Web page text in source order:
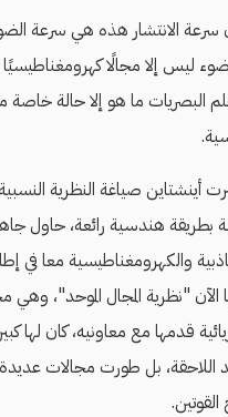
سرعة الانتشار هذه هي سرعة
ليس إلا مجالًا كهرومغناطيسيًا
البصريات ما هو إلا حالة
أينشتاين صياغة النظرية النسبية
بطريقة هندسية رائعة، حاول
والكهرومغناطيسية معا في
الآن "نظرية المجال الموحد"، وهي
قدمها مع معاونيه، كان لها
اللاحقة، بل طورت مجالات عديدة